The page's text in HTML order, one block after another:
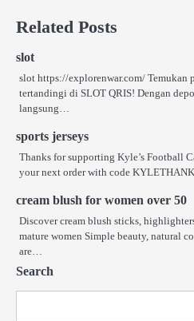
Related Posts
slot
slot https://explorenwar.com/ Temukan
tertandingi di SLOT QRIS! Dengan
langsung…
sports jerseys
Thanks for supporting Kyle’s Football
your next order with code
cream blush for women over 50
Discover cream blush sticks,
mature women Simple beauty, natural
are…
Search